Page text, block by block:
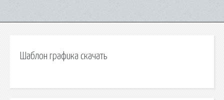
Шаблон графика скачать